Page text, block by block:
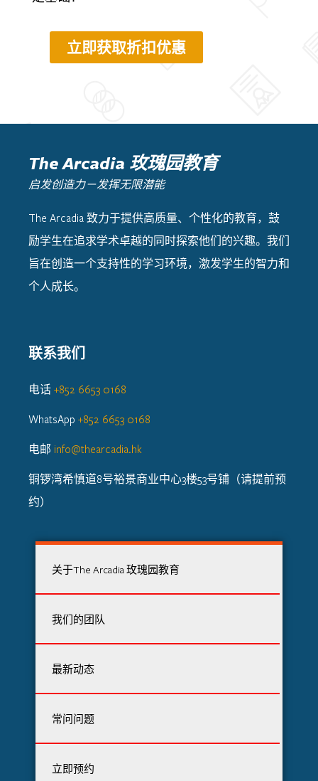
立即获取折扣优惠
The Arcadia 玫瑰园教育
启发创造力－发挥无限潜能
The Arcadia 致力于提供高质量、个性化的教育，鼓
励学生在追求学术卓越的同时探索他们的兴趣。我们
旨在创造一个支持性的学习环境，激发学生的智力和
个人成长。
联系我们
电话 +852 6653 0168
WhatsApp +852 6653 0168
电邮 info@thearcadia.hk
铜锣湾希慎道8号裕景商业中心3楼53号铺（请提前预
约）
关于The Arcadia 玫瑰园教育
我们的团队
最新动态
常问问题
立即预约